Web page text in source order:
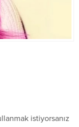
istiyorsanız